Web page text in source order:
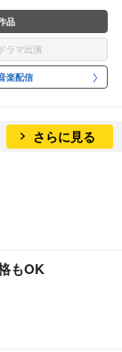
品
ドラマ出演
楽配信
さらに見る
もOK